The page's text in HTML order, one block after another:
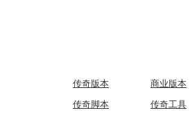
传奇版本
商业版本
传奇脚本
传奇工具